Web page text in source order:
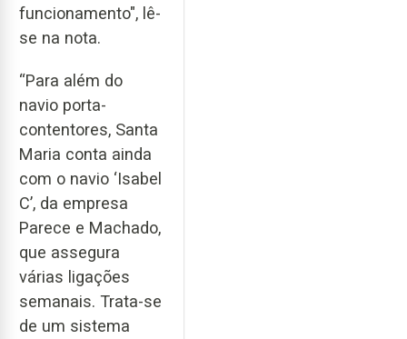
funcionamento", lê-
se na nota.
“Para além do
navio porta-
contentores, Santa
Maria conta ainda
com o navio ‘Isabel
C’, da empresa
Parece e Machado,
que assegura
várias ligações
semanais. Trata-se
de um sistema